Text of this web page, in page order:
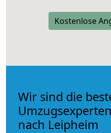
Kostenlose
Wir sind die
nach Leipheim